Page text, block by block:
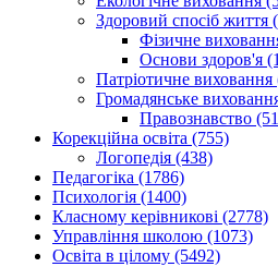
Здоровий спосіб життя
Фізичне
Основи здоров'я
Патріотичне виховання
Громадянське
Правознавство
Корекційна освіта (755)
Логопедія (438)
Педагогіка (1786)
Психологія (1400)
Класному керівникові (2778)
Управління школою (1073)
Освіта в цілому (5492)